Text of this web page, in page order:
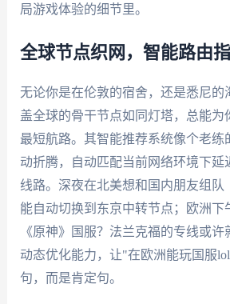
局游戏体验的细节里。
全球节点织网，智能路由
无论你是在伦敦的宿舍，还是悉尼的
盖全球的骨干节点如同灯塔，总能为
最短航路。其智能推荐系统像个老练
动折腾，自动匹配当前网络环境下延
线路。深夜在北美想和国内朋友组队
能自动切换到东京中转节点；欧洲下
《原神》国服？法兰克福的专线或
动态优化能力，让"在欧洲能玩国服
句，而是肯定句。